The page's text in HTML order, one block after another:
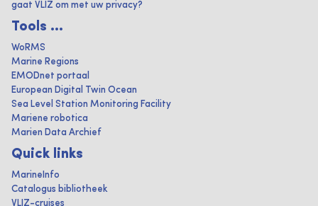
gaat VLIZ om met uw privacy?
Tools ...
WoRMS
Marine Regions
EMODnet portaal
European Digital Twin Ocean
Sea Level Station Monitoring Facility
Mariene robotica
Marien Data Archief
Quick links
MarineInfo
Catalogus bibliotheek
VLIZ-cruises